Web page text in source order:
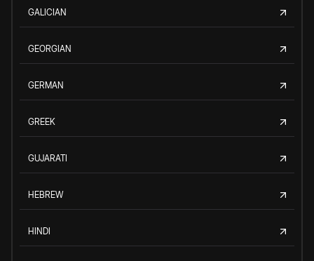
GALICIAN
GEORGIAN
GERMAN
GREEK
GUJARATI
HEBREW
HINDI